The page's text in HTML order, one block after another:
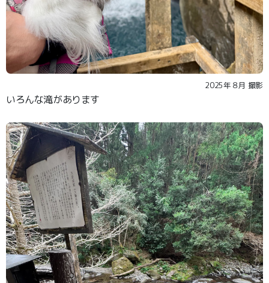
2025年８月 撮影
いろんな滝があります